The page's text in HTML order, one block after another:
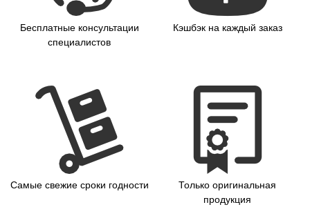
Бесплатные консультации
специалистов
Кэшбэк на каждый заказ
Самые свежие сроки годности
Только оригинальная
продукция